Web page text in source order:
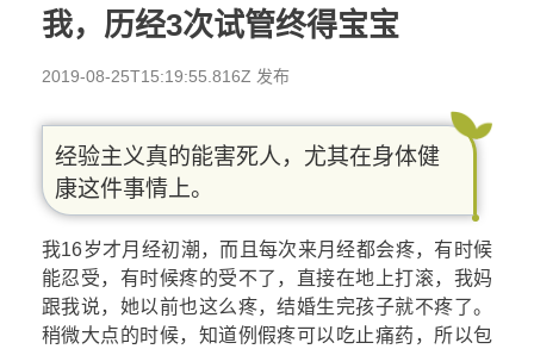
我，历经3次试管终得宝宝
2019-08-25T15:19:55.816Z 发布
经验主义真的能害死人，尤其在身体健
康这件事情上。
我16岁才月经初潮，而且每次来月经都会疼，有时候
能忍受，有时候疼的受不了，直接在地上打滚，我妈
跟我说，她以前也这么疼，结婚生完孩子就不疼了。
稍微大点的时候，知道例假疼可以吃止痛药，所以包